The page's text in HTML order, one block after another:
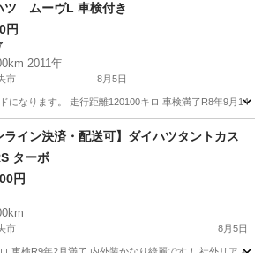
ツ ムーヴL 車検付き
円
2011年
市 8月5日
になります。 走行距離120100キロ 車検満了R8年9月14
ムーヴ 走行距離
ライン決済・配送可】ダイハツタントカス
ターボ
円
市 8月5日